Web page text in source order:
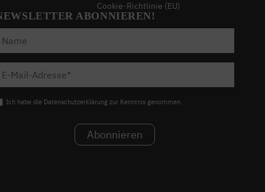
Cookie-Richtlinie (EU)
ABONNIEREN!
Ich habe die Datenschutzerklärung zur Kenntnis genommen.